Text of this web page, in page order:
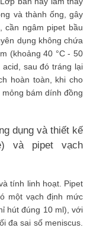
và thành ống, gây
cần ngâm pipet bầu
dụng không chứa
(khoảng 40 °C - 50
sau đó tráng lại
hoàn toàn, khi cho
bám dính đồng
dụng và thiết kế
và pipet vạch
tính linh hoạt. Pipet
một vạch định mức
hút đúng 10 ml), với
đa sai số meniscus.